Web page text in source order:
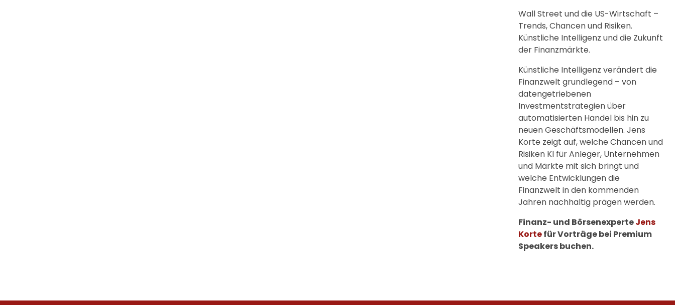
Wall Street und die US-Wirtschaft –
Trends, Chancen und Risiken.
Künstliche Intelligenz und die Zukunft
der Finanzmärkte.
Künstliche Intelligenz verändert die
Finanzwelt grundlegend – von
datengetriebenen
Investmentstrategien über
automatisierten Handel bis hin zu
neuen Geschäftsmodellen. Jens
Korte zeigt auf, welche Chancen und
Risiken KI für Anleger, Unternehmen
und Märkte mit sich bringt und
welche Entwicklungen die
Finanzwelt in den kommenden
Jahren nachhaltig prägen werden.
Finanz- und BörsenexperteJens
Kortefür Vorträge bei Premium
Speakers buchen.